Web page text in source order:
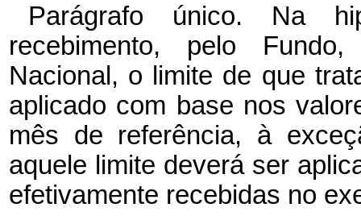
Parágrafo único. Na
recebimento, pelo
Nacional, o limite de que
aplicado com base nos
mês de referência, à
aquele limite deverá ser
efetivamente recebidas no